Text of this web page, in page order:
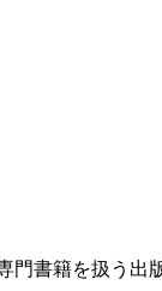
門書籍を扱う出